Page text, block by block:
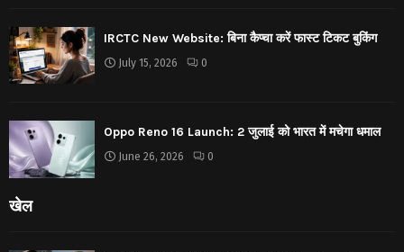
IRCTC New Website: बिना कैप्चा करें फास्ट टिकट बुकिंग
July 15, 2026 0
Oppo Reno 16 Launch: 2 जुलाई को भारत में मचेगा धमाल
June 26, 2026 0
खेल